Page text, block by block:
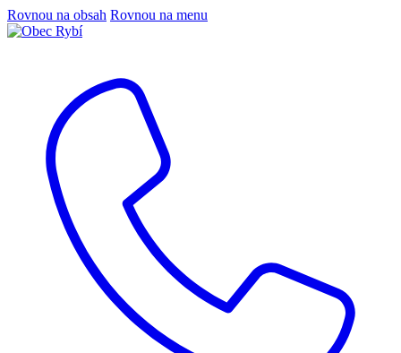
Rovnou na obsah Rovnou na menu